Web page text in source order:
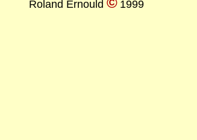
Roland Ernould 1999